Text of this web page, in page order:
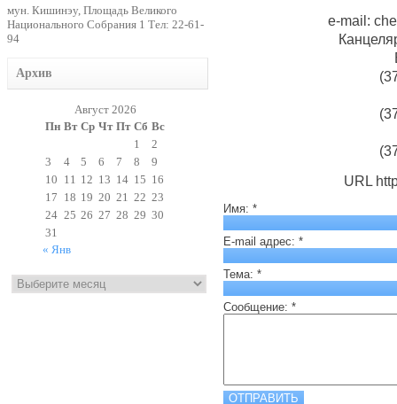
мун. Кишинэу, Площадь Великого
Национального Собрания 1 Тел: 22-61-
94
Архив
Август 2026
Пн Вт Ср Чт Пт Сб Вс
1
2
3
4 5 6 7 8
9
10 11 12 13 14 15 16
17 18 19 20 21 22 23
24 25 26 27 28 29 30
31
« Янв
e-mail:
URL
Имя: *
E-mail адрес: *
Тема: *
Сообщение: *